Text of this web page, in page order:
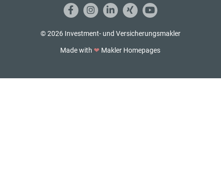
© 2026 Investment- und Versicherungsmakler
Made with❤ Makler Homepages